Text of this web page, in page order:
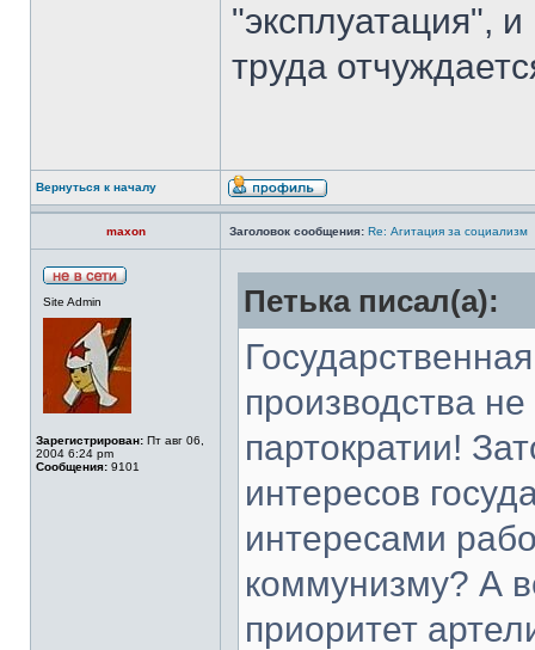
"эксплуатация",
труда
Вернуться к началу
maxon Заголовок сообщения: Re: Агитация за социализм
Site Admin
Зарегистрирован: Пт авг 06,
2004 6:24 pm
Сообщения: 9101
Петька писал(а):
производства
партократии!
интересов
интересами
коммунизму? А
приоритет